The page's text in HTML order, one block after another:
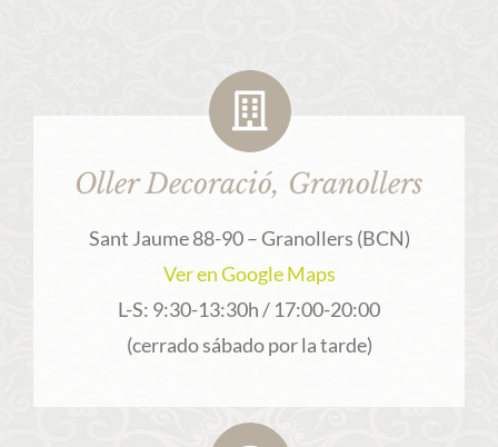
Oller Decoració, Granollers
Sant Jaume 88-90 – Granollers (BCN)
Ver en Google Maps
L-S: 9:30-13:30h / 17:00-20:00
(cerrado sábado por la tarde)